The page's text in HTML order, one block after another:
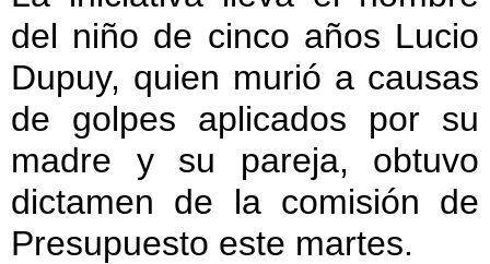
del niño de cinco años Lucio
Dupuy, quien murió a causas
de golpes aplicados por su
madre y su pareja, obtuvo
dictamen de la comisión de
Presupuesto este martes.